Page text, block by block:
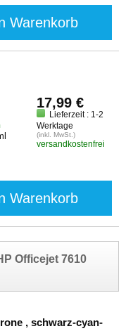
Warenkorb
17,99 €
Lieferzeit : 1-2
Werktage
(inkl. MwSt.)
versandkostenfrei
Warenkorb
Officejet 7610
, schwarz-cyan-